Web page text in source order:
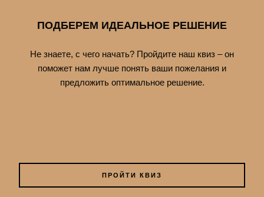
ПОДБЕРЕМ ИДЕАЛЬНОЕ РЕШЕНИЕ
Не знаете, с чего начать? Пройдите наш квиз – он
поможет нам лучше понять ваши пожелания и
предложить оптимальное решение.
ПРОЙТИ КВИЗ